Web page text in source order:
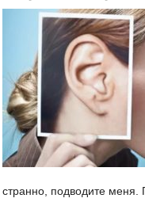
странно, подводите меня.